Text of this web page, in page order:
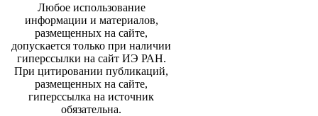
Любое использование
информации и материалов,
размещенных на сайте,
допускается только при наличии
гиперссылки на сайт ИЭ РАН.
При цитировании публикаций,
размещенных на сайте,
гиперссылка на источник
обязательна.